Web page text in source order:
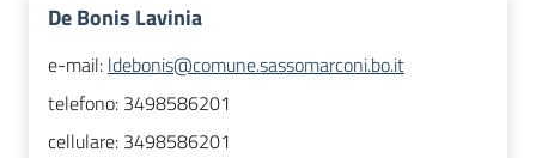
De Bonis Lavinia
e-mail: ldebonis@comune.sassomarconi.bo.it
telefono: 3498586201
cellulare: 3498586201